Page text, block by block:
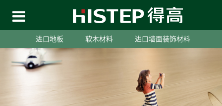
进口地板 软木材料 进口墙面装饰材料